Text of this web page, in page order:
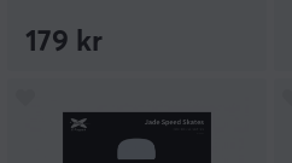
179 kr